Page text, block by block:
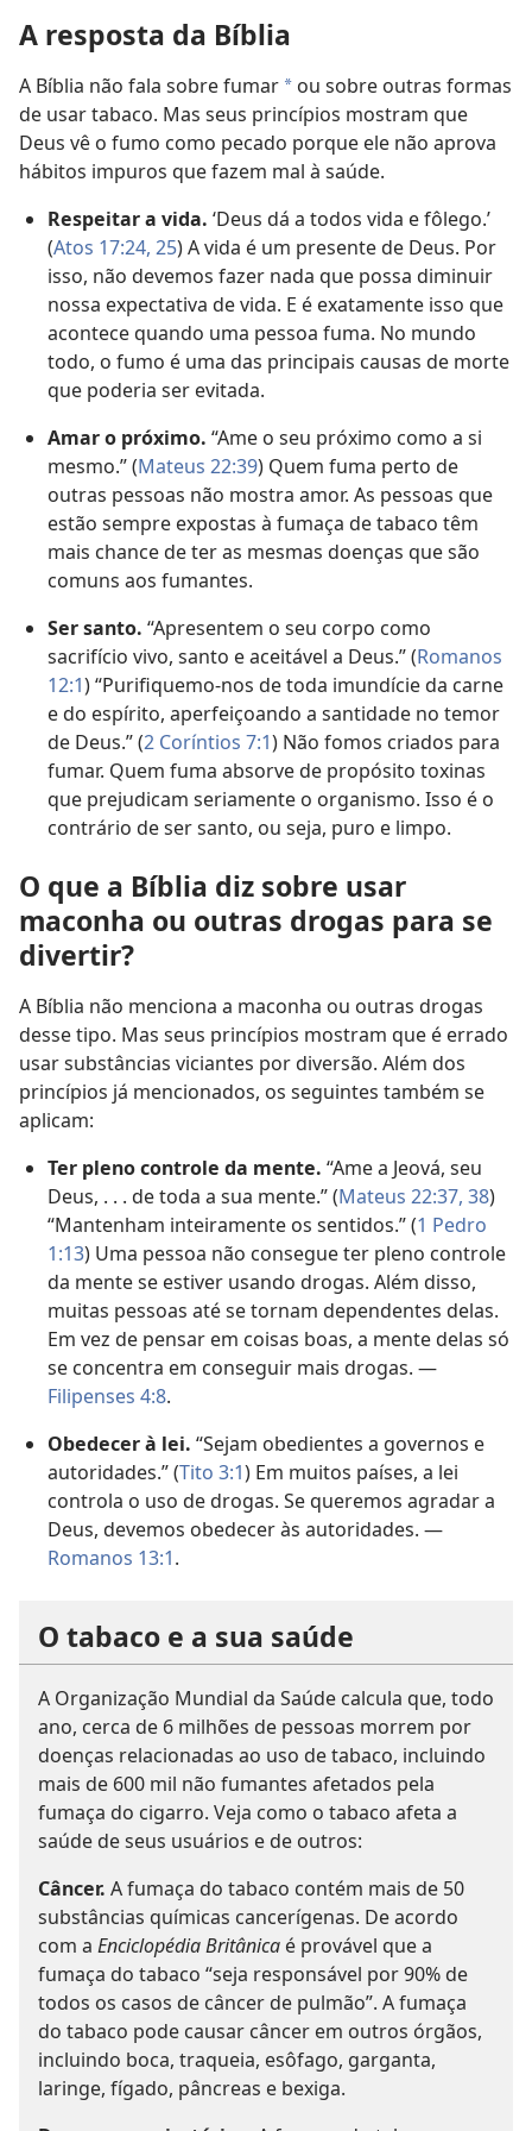
A resposta da Bíblia
A Bíblia não fala sobre fumar a ou sobre outras formas
de usar tabaco. Mas seus princípios mostram que
Deus vê o fumo como pecado porque ele não aprova
hábitos impuros que fazem mal à saúde.
Respeitar a vida. ‘Deus dá a todos vida e fôlego.’
(Atos 17:24, 25) A vida é um presente de Deus. Por
isso, não devemos fazer nada que possa diminuir
nossa expectativa de vida. E é exatamente isso que
acontece quando uma pessoa fuma. No mundo
todo, o fumo é uma das principais causas de morte
que poderia ser evitada.
Amar o próximo. “Ame o seu próximo como a si
mesmo.” (Mateus 22:39) Quem fuma perto de
outras pessoas não mostra amor. As pessoas que
estão sempre expostas à fumaça de tabaco têm
mais chance de ter as mesmas doenças que são
comuns aos fumantes.
Ser santo. “Apresentem o seu corpo como
sacrifício vivo, santo e aceitável a Deus.” (Romanos
12:1) “Purifiquemo-nos de toda imundície da carne
e do espírito, aperfeiçoando a santidade no temor
de Deus.” (2 Coríntios 7:1) Não fomos criados para
fumar. Quem fuma absorve de propósito toxinas
que prejudicam seriamente o organismo. Isso é o
contrário de ser santo, ou seja, puro e limpo.
O que a Bíblia diz sobre usar
maconha ou outras drogas para se
divertir?
A Bíblia não menciona a maconha ou outras drogas
desse tipo. Mas seus princípios mostram que é errado
usar substâncias viciantes por diversão. Além dos
princípios já mencionados, os seguintes também se
aplicam:
Ter pleno controle da mente. “Ame a Jeová, seu
Deus, . . . de toda a sua mente.” (Mateus 22:37, 38)
“Mantenham inteiramente os sentidos.” (1 Pedro
1:13) Uma pessoa não consegue ter pleno controle
da mente se estiver usando drogas. Além disso,
muitas pessoas até se tornam dependentes delas.
Em vez de pensar em coisas boas, a mente delas só
se concentra em conseguir mais drogas. —
Filipenses 4:8.
Obedecer à lei. “Sejam obedientes a governos e
autoridades.” (Tito 3:1) Em muitos países, a lei
controla o uso de drogas. Se queremos agradar a
Deus, devemos obedecer às autoridades. —
Romanos 13:1.
O tabaco e a sua saúde
A Organização Mundial da Saúde calcula que, todo
ano, cerca de 6 milhões de pessoas morrem por
doenças relacionadas ao uso de tabaco, incluindo
mais de 600 mil não fumantes afetados pela
fumaça do cigarro. Veja como o tabaco afeta a
saúde de seus usuários e de outros:
Câncer. A fumaça do tabaco contém mais de 50
substâncias químicas cancerígenas. De acordo
com a Enciclopédia Britânica é provável que a
fumaça do tabaco “seja responsável por 90% de
todos os casos de câncer de pulmão”. A fumaça
do tabaco pode causar câncer em outros órgãos,
incluindo boca, traqueia, esôfago, garganta,
laringe, fígado, pâncreas e bexiga.